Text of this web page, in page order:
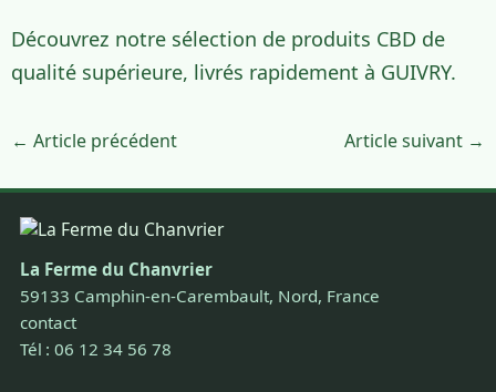
Découvrez notre sélection de produits CBD de
qualité supérieure, livrés rapidement à GUIVRY.
← Article précédent Article suivant →
La Ferme du Chanvrier
59133 Camphin-en-Carembault, Nord, France
contact
Tél : 06 12 34 56 78